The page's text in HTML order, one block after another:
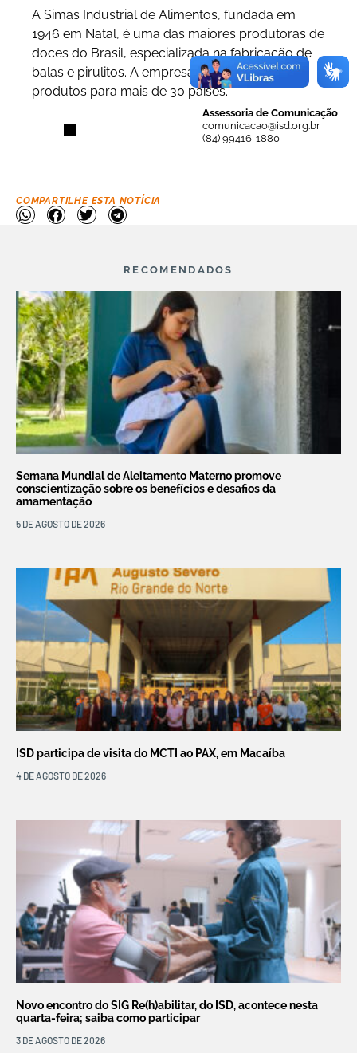
A Simas Industrial de Alimentos, fundada em
1946 em Natal, é uma das maiores produtoras de
doces do Brasil, especializada na fabricação de
balas e pirulitos. A empresa exporta seus
produtos para mais de 30 países.
Assessoria de Comunicação
comunicacao@isd.org.br
(84) 99416-1880
COMPARTILHE ESTA NOTÍCIA
RECOMENDADOS
Semana Mundial de Aleitamento Materno promove
conscientização sobre os benefícios e desafios da
amamentação
5 DE AGOSTO DE 2026
ISD participa de visita do MCTI ao PAX, em Macaíba
4 DE AGOSTO DE 2026
Novo encontro do SIG Re(h)abilitar, do ISD, acontece nesta
quarta-feira; saiba como participar
3 DE AGOSTO DE 2026